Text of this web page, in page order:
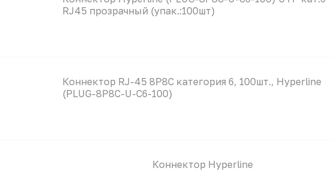
RJ45 прозрачный (упак.:100шт)
Коннектор RJ-45 8P8C категория 6, 100шт., Hyperline
(PLUG-8P8C-U-C6-100)
Коннектор Hyperline